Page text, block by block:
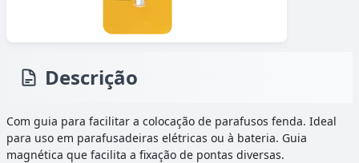
Descrição
Com guia para facilitar a colocação de parafusos fenda. Ideal
para uso em parafusadeiras elétricas ou à bateria. Guia
magnética que facilita a fixação de pontas diversas.